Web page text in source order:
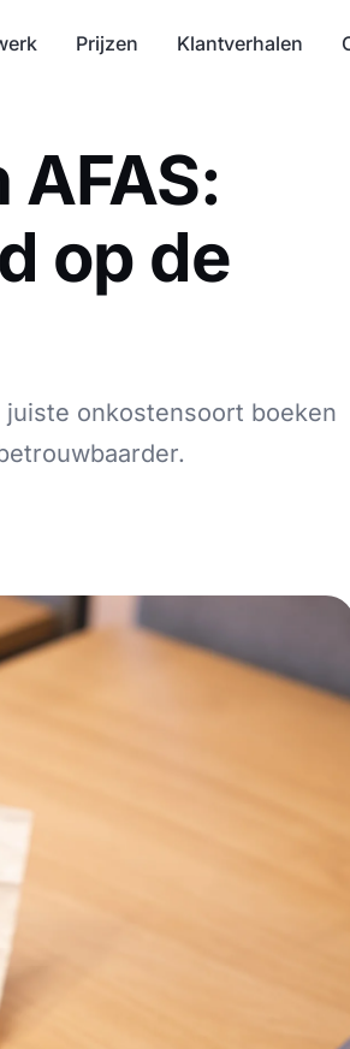
Prijzen Klantverhalen
op de
onkostensoort boeken